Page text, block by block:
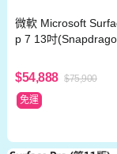
微軟 Microsoft
p 7 13吋
$54,888 $75,900
免運